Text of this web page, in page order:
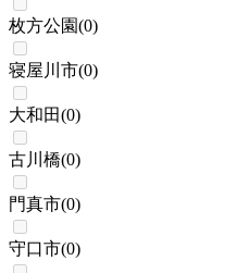
枚方公園(0)
寝屋川市(0)
大和田(0)
古川橋(0)
門真市(0)
守口市(0)